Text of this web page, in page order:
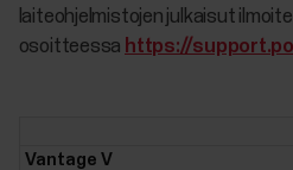
laiteohjelmistojen julkaisut
osoitteessa https://
Vantage V